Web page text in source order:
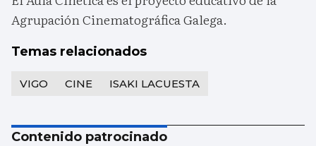
Agrupación Cinematográfica Galega.
Temas relacionados
VIGO CINE ISAKI LACUESTA
Contenido patrocinado